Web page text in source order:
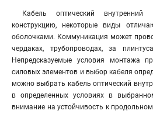
Кабель оптический
конструкцию, некоторые виды
оболочками. Коммуникация может
чердаках, трубопроводах, за
Непредсказуемые условия монтажа
силовых элементов и выбор кабеля
можно выбрать кабель оптический
в определенных условиях в
внимание на устойчивость к